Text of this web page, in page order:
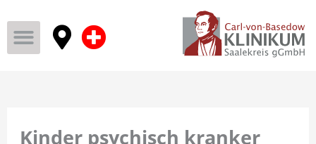
Kinder psychisch kranker